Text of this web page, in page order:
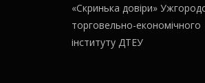
«Скринька довіри»
торговельно-економічного
інституту ДТЕУ